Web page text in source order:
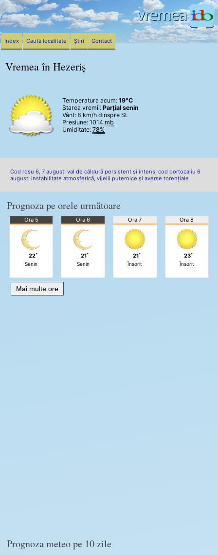
Vremea în Hezeriș
Temperatura acum: 19°C
Starea vremii: Parțial senin
Vânt: 8 km/h dinspre SE
Presiune: 1014 mb
Umiditate: 78%
Cod roșu 6, 7 august: val de căldură persistent și intens; cod portocaliu 6
august: instabilitate atmosferică, vijelii puternice și averse torențiale
Prognoza pe orele următoare
Ora 5
22˚
Senin
Ora 6
21˚
Senin
Ora 7
21˚
Însorit
Ora 8
23˚
Însorit
Mai multe ore
Prognoza meteo pe 10 zile
Index Caută localitate Știri Contact